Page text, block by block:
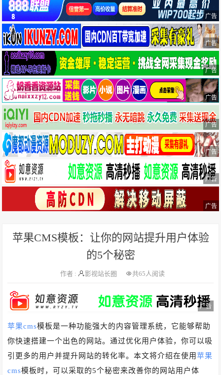
广告
广告
广告
广告
广告
广告
广告
广告
苹果CMS模板：让你的网站提升用户体验
的5个秘密
作者 : 影视站长圈 共65人阅读
广告
苹果cms模板是一种功能强大的内容管理系统，它能够帮助
你快速搭建一个出色的网站。通过优化用户体验，你可以吸
引更多的用户并提升网站的转化率。本文将介绍在使用苹果
cms模板时，可以采取的5个秘密来改善你的网站用户体